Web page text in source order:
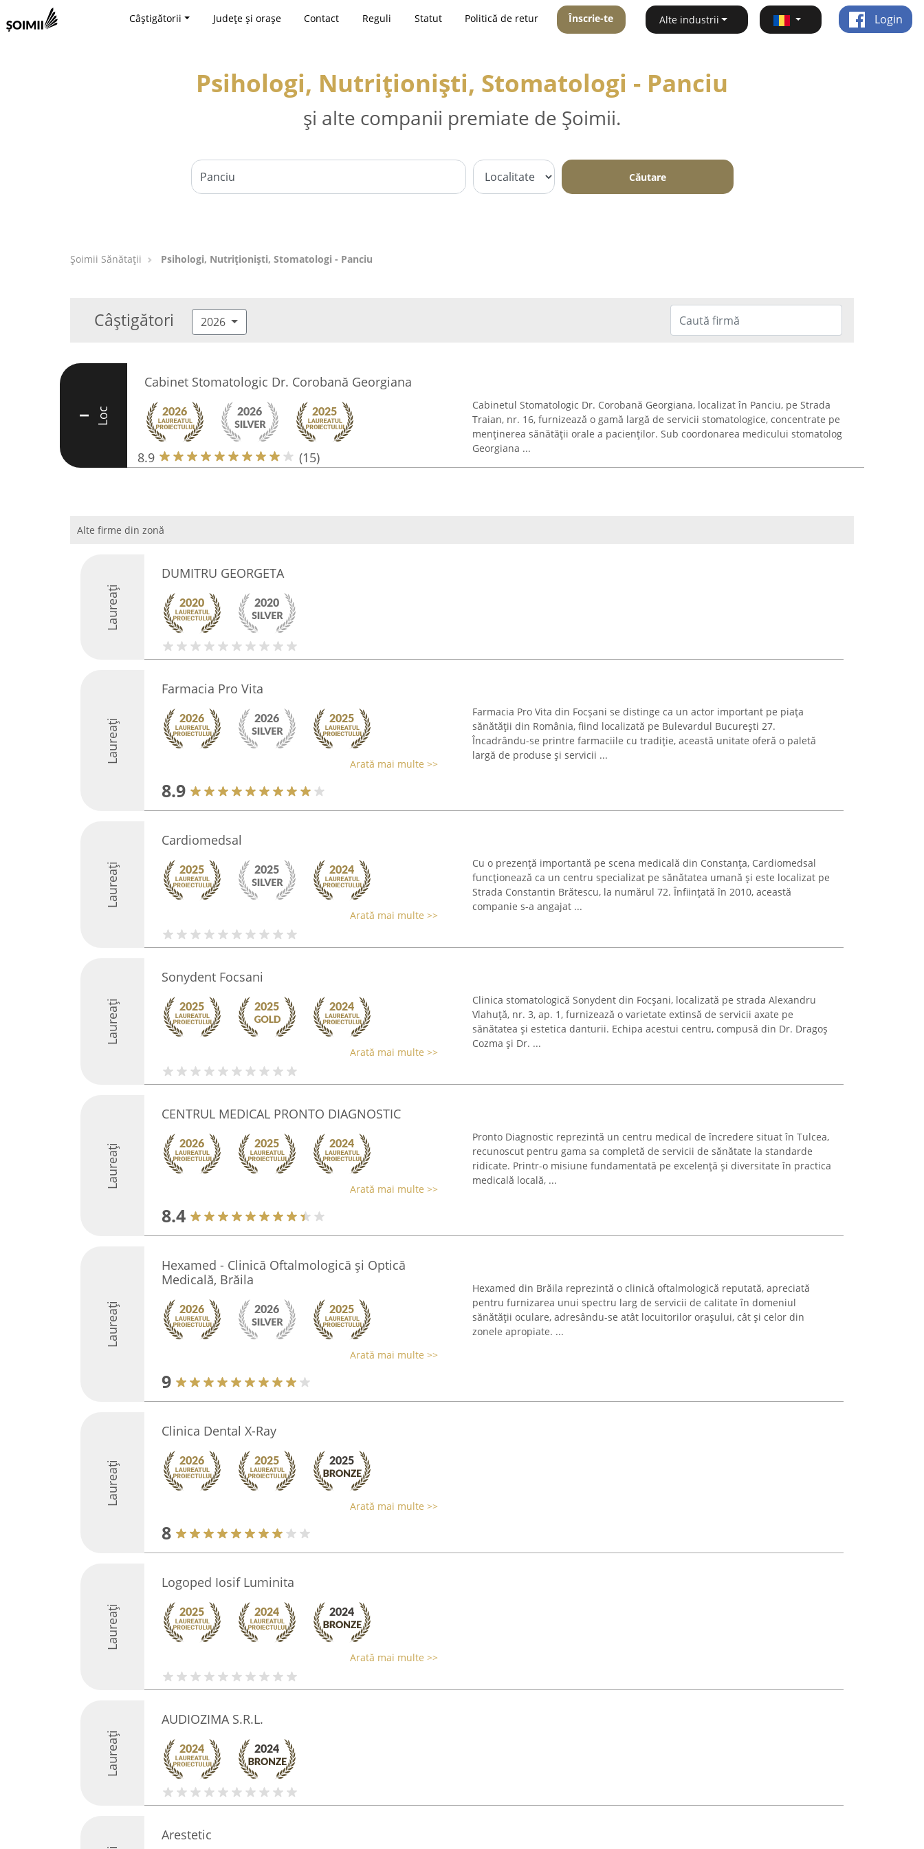
Câștigătorii Județe și orașe Contact Reguli Statut Politică de retur Înscrie-te Alte industrii Login
Psihologi, Nutriționiști, Stomatologi - Panciu
și alte companii premiate de Șoimii.
Căutare
Şoimii Sănătații Psihologi, Nutriționiști, Stomatologi - Panciu
Câștigători 2026
I Loc
Cabinet Stomatologic Dr. Corobană Georgiana
8.9 (15)
Cabinetul Stomatologic Dr. Corobană Georgiana, localizat în Panciu, pe Strada
Traian, nr. 16, furnizează o gamă largă de servicii stomatologice, concentrate pe
menținerea sănătății orale a pacienților. Sub coordonarea medicului stomatolog
Georgiana ...
Alte firme din zonă
Laureați
DUMITRU GEORGETA
Laureați
Farmacia Pro Vita
Arată mai multe >>
8.9
Farmacia Pro Vita din Focșani se distinge ca un actor important pe piața
sănătății din România, fiind localizată pe Bulevardul București 27.
Încadrându-se printre farmaciile cu tradiție, această unitate oferă o paletă
largă de produse și servicii ...
Laureați
Cardiomedsal
Arată mai multe >>
Cu o prezență importantă pe scena medicală din Constanța, Cardiomedsal
funcționează ca un centru specializat pe sănătatea umană și este localizat pe
Strada Constantin Brătescu, la numărul 72. Înființată în 2010, această
companie s-a angajat ...
Laureați
Sonydent Focsani
Arată mai multe >>
Clinica stomatologică Sonydent din Focșani, localizată pe strada Alexandru
Vlahuță, nr. 3, ap. 1, furnizează o varietate extinsă de servicii axate pe
sănătatea și estetica danturii. Echipa acestui centru, compusă din Dr. Dragoș
Cozma și Dr. ...
Laureați
CENTRUL MEDICAL PRONTO DIAGNOSTIC
Arată mai multe >>
8.4
Pronto Diagnostic reprezintă un centru medical de încredere situat în Tulcea,
recunoscut pentru gama sa completă de servicii de sănătate la standarde
ridicate. Printr-o misiune fundamentată pe excelență și diversitate în practica
medicală locală, ...
Laureați
Hexamed - Clinică Oftalmologică și Optică
Medicală, Brăila
Arată mai multe >>
9
Hexamed din Brăila reprezintă o clinică oftalmologică reputată, apreciată
pentru furnizarea unui spectru larg de servicii de calitate în domeniul
sănătății oculare, adresându-se atât locuitorilor orașului, cât și celor din
zonele apropiate. ...
Laureați
Clinica Dental X-Ray
Arată mai multe >>
8
Laureați
Logoped Iosif Luminita
Arată mai multe >>
Laureați
AUDIOZIMA S.R.L.
Arestetic